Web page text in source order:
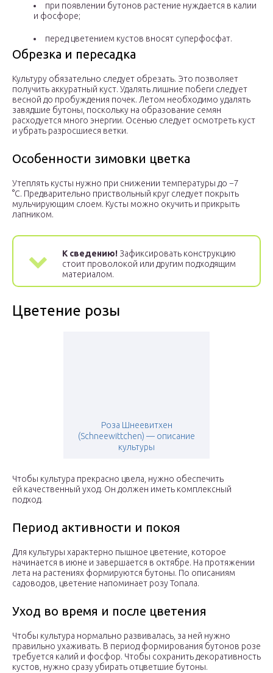
при появлении бутонов растение нуждается в калии
и фосфоре;
перед цветением кустов вносят суперфосфат.
Обрезка и пересадка
Культуру обязательно следует обрезать. Это позволяет
получить аккуратный куст. Удалять лишние побеги следует
весной до пробуждения почек. Летом необходимо удалять
завядшие бутоны, поскольку на образование семян
расходуется много энергии. Осенью следует осмотреть куст
и убрать разросшиеся ветки.
Особенности зимовки цветка
Утеплять кусты нужно при снижении температуры до −7
°С. Предварительно приствольный круг следует покрыть
мульчирующим слоем. Кусты можно окучить и прикрыть
лапником.
К сведению! Зафиксировать конструкцию
стоит проволокой или другим подходящим
материалом.
Цветение розы
Роза Шнеевитхен
(Schneewittchen) — описание
культуры
Чтобы культура прекрасно цвела, нужно обеспечить
ей качественный уход. Он должен иметь комплексный
подход.
Период активности и покоя
Для культуры характерно пышное цветение, которое
начинается в июне и завершается в октябре. На протяжении
лета на растениях формируются бутоны. По описаниям
садоводов, цветение напоминает розу Топала.
Уход во время и после цветения
Чтобы культура нормально развивалась, за ней нужно
правильно ухаживать. В период формирования бутонов розе
требуется калий и фосфор. Чтобы сохранить декоративность
кустов, нужно сразу убирать отцветшие бутоны.